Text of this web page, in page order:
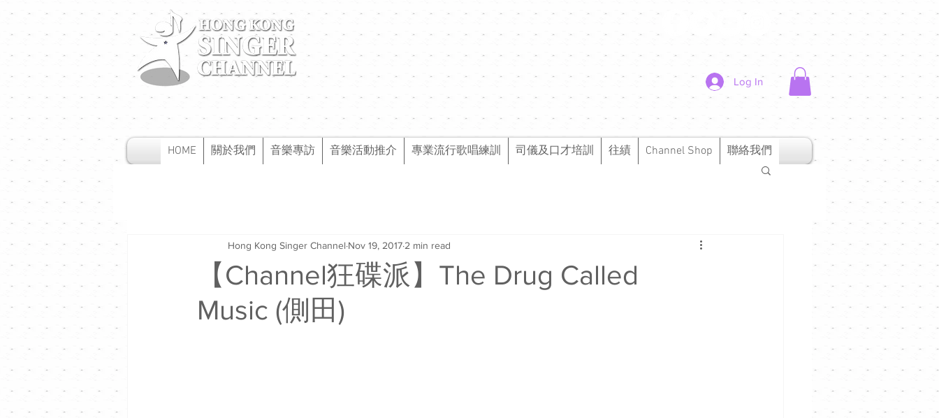
Log In
HOME 關於我們 音樂專訪 音樂活動推介 專業流行歌唱練訓 司儀及口才培訓 往績 Channel Shop 聯絡我們
【Channel狂碟派】The Drug Called
Music (側田)
Hong Kong Singer Channel Nov 19, 2017 2 min read